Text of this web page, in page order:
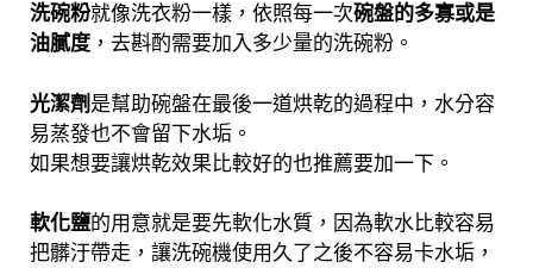
洗碗粉就像洗衣粉一樣，依照每一次碗盤的多寡或是
油膩度 ，去斟酌需要加入多少量的洗碗粉。
光潔劑 是幫助碗盤在最後一道烘乾的過程中，水分容
易蒸發也不會留下水垢。
如果想要讓烘乾效果比較好的也推薦要加一下。
軟化鹽的用意就是要先軟化水質，因為軟水比較容易
把髒汙帶走，讓洗碗機使用久了之後不容易卡水垢，